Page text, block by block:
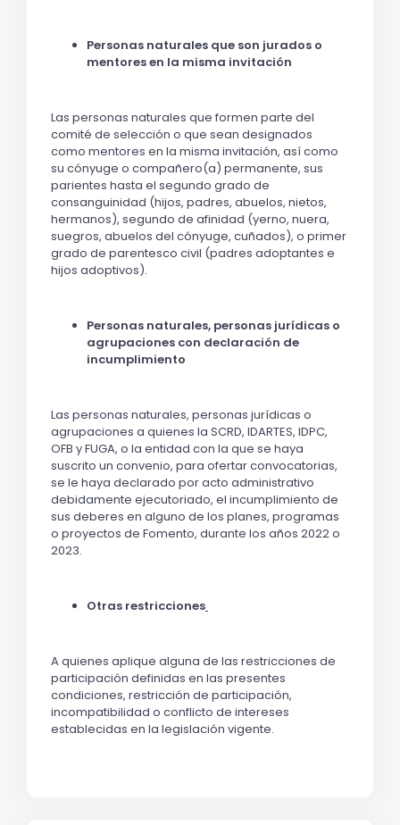
Personas naturales que son jurados o
mentores en la misma invitación
Las personas naturales que formen parte del
comité de selección o que sean designados
como mentores en la misma invitación, así como
su cónyuge o compañero(a) permanente, sus
parientes hasta el segundo grado de
consanguinidad (hijos, padres, abuelos, nietos,
hermanos), segundo de afinidad (yerno, nuera,
suegros, abuelos del cónyuge, cuñados), o primer
grado de parentesco civil (padres adoptantes e
hijos adoptivos).
Personas naturales, personas jurídicas o
agrupaciones con declaración de
incumplimiento
Las personas naturales, personas jurídicas o
agrupaciones a quienes la SCRD, IDARTES, IDPC,
OFB y FUGA, o la entidad con la que se haya
suscrito un convenio, para ofertar convocatorias,
se le haya declarado por acto administrativo
debidamente ejecutoriado, el incumplimiento de
sus deberes en alguno de los planes, programas
o proyectos de Fomento, durante los años 2022 o
2023.
Otras restricciones
A quienes aplique alguna de las restricciones de
participación definidas en las presentes
condiciones, restricción de participación,
incompatibilidad o conflicto de intereses
establecidas en la legislación vigente.